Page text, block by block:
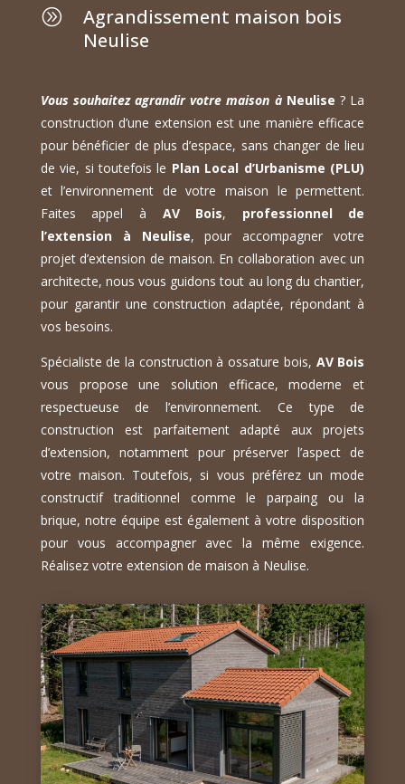
A
Agrandissement maison bois
Neulise
Vous souhaitez agrandir votre maison à Neulise ? La
construction d’une extension est une manière efficace
pour bénéficier de plus d’espace, sans changer de lieu
de vie, si toutefois le Plan Local d’Urbanisme (PLU)
et l’environnement de votre maison le permettent.
Faites appel à AV Bois, professionnel de
l’extension à Neulise, pour accompagner votre
projet d’extension de maison. En collaboration avec un
architecte, nous vous guidons tout au long du chantier,
pour garantir une construction adaptée, répondant à
vos besoins.
Spécialiste de la construction à ossature bois, AV Bois
vous propose une solution efficace, moderne et
respectueuse de l’environnement. Ce type de
construction est parfaitement adapté aux projets
d’extension, notamment pour préserver l’aspect de
votre maison. Toutefois, si vous préférez un mode
constructif traditionnel comme le parpaing ou la
brique, notre équipe est également à votre disposition
pour vous accompagner avec la même exigence.
Réalisez votre extension de maison à Neulise.